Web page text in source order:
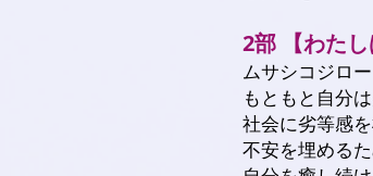
2部 【わたし
ムサシコジロ
もともと自分
社会に劣等感を
不安を埋める